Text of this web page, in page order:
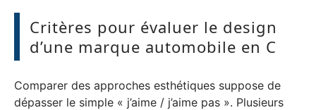
Critères pour évaluer le design
d’une marque automobile en C
Comparer des approches esthétiques suppose de
dépasser le simple « j’aime / j’aime pas ». Plusieurs